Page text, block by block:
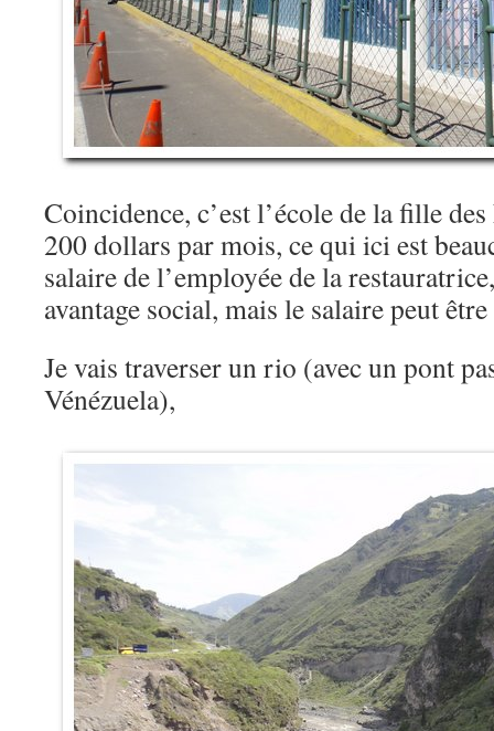
Coincidence, c’est l’école de la fille
200 dollars par mois, ce qui ici est
salaire de l’employée de la
avantage social, mais le salaire peut
Je vais traverser un rio (avec un pont
Vénézuela),